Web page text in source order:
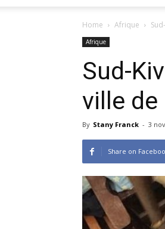
Home Afrique
Afrique
Sud-
ville de
By Stany Franck - 3
Share on